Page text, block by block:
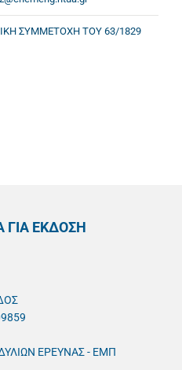
ΣΥΜΜΕΤΟΧΗ ΤΟΥ 63/1829
ΓΙΑ ΕΚΔΟΣΗ
ΕΡΕΥΝΑΣ - ΕΜΠ